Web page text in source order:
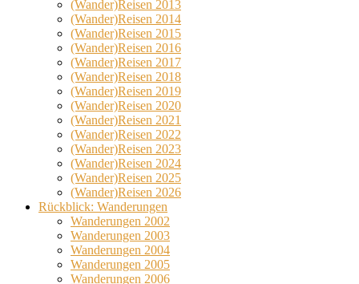
(Wander)Reisen 2013
(Wander)Reisen 2014
(Wander)Reisen 2015
(Wander)Reisen 2016
(Wander)Reisen 2017
(Wander)Reisen 2018
(Wander)Reisen 2019
(Wander)Reisen 2020
(Wander)Reisen 2021
(Wander)Reisen 2022
(Wander)Reisen 2023
(Wander)Reisen 2024
(Wander)Reisen 2025
(Wander)Reisen 2026
Rückblick: Wanderungen
Wanderungen 2002
Wanderungen 2003
Wanderungen 2004
Wanderungen 2005
Wanderungen 2006